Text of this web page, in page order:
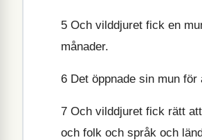
5 Och vilddjuret fick en
månader.
6 Det öppnade sin mun
7 Och vilddjuret fick rätt
och folk och språk och